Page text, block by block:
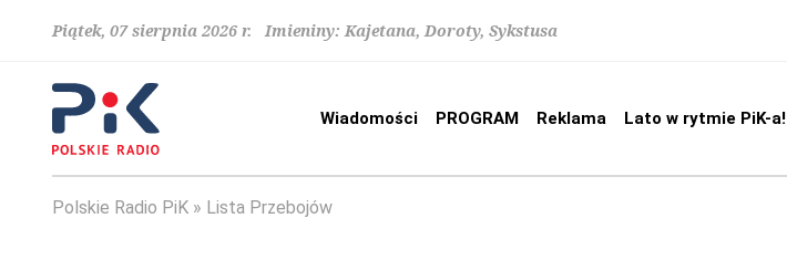
Piątek, 07 sierpnia 2026 r. Imieniny: Kajetana, Doroty, Sykstusa
Wiadomości PROGRAM Reklama Lato w rytmie PiK-a!
Polskie Radio PiK Lista Przebojów